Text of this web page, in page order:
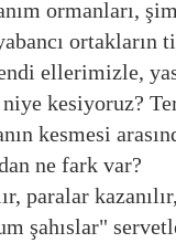
ormanları,
ortakların
ellerimizle,
kesiyoruz?
kesmesi
ne fark var?
paralar
şahıslar"